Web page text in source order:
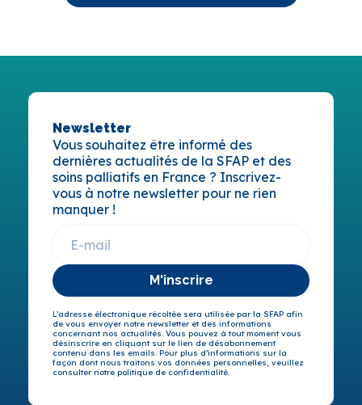
Newsletter
Vous souhaitez être informé des
dernières actualités de la SFAP et des
soins palliatifs en France ? Inscrivez-
vous à notre newsletter pour ne rien
manquer !
M'inscrire
L’adresse électronique récoltée sera utilisée par la SFAP afin
de vous envoyer notre newsletter et des informations
concernant nos actualités. Vous pouvez à tout moment vous
désinscrire en cliquant sur le lien de désabonnement
contenu dans les emails. Pour plus d’informations sur la
façon dont nous traitons vos données personnelles, veuillez
consulter notre politique de confidentialité.